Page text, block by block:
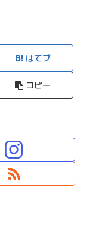
はてブ
コピー